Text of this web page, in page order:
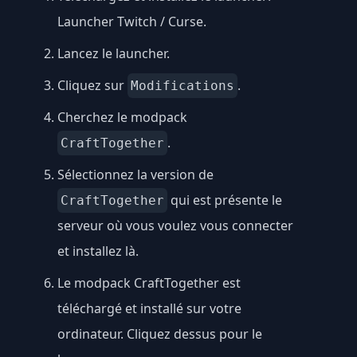
Launcher Twitch / Curse.
Lancez le launcher.
Cliquez sur Modifications .
Cherchez le modpack
CraftTogether .
Sélectionnez la version de
CraftTogether qui est présente le
serveur où vous voulez vous connecter
et installez là.
Le modpack CraftTogether est
téléchargé et installé sur votre
ordinateur. Cliquez dessus pour le